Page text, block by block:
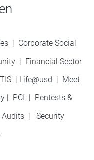
| Corporate Social
| Financial Sector
| Life@usd | Meet
| PCI | Pentests &
Audits| Security